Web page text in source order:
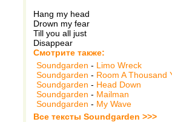
Hang my head
Drown my fear
Till you all just
Disappear
Смотрите также:
Soundgarden - Limo Wreck
Soundgarden - Room A Thousand
Soundgarden - Head Down
Soundgarden - Mailman
Soundgarden - My Wave
Все тексты Soundgarden >>>